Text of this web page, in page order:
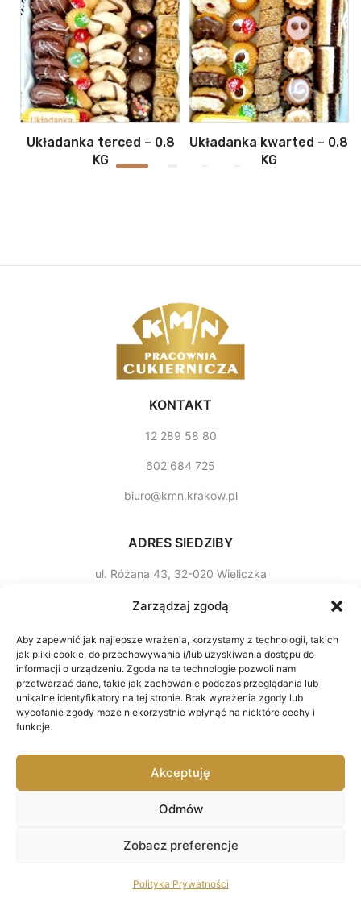
Zarządzaj zgodą
Aby zapewnić jak najlepsze wrażenia, korzystamy z technologii, takich
jak pliki cookie, do przechowywania i/lub uzyskiwania dostępu do
informacji o urządzeniu. Zgoda na te technologie pozwoli nam
przetwarzać dane, takie jak zachowanie podczas przeglądania lub
unikalne identyfikatory na tej stronie. Brak wyrażenia zgody lub
wycofanie zgody może niekorzystnie wpłynąć na niektóre cechy i
funkcje.
Akceptuję
Odmów
Zobacz preferencje
Polityka Prywatności
Układanka terced – 0.8
KG
Układanka kwarted – 0.8
KG
KONTAKT
12 289 58 80
602 684 725
biuro@kmn.krakow.pl
ADRES SIEDZIBY
ul. Różana 43, 32­-020 Wieliczka
Godziny otwarcia
poniedziałek-sobota
7:00-15:00
MENU
Oferta
Słodkości
KMN Pracownia cukiernicza. ALL RIGHTS RESERVED.